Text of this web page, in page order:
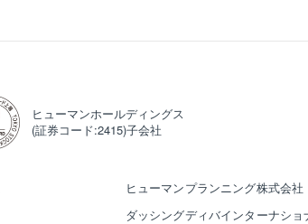
ヒューマンホールディングス
(証券コード:2415)子会社
ヒューマンプランニング株式会社
ダッシングディバインターナショ